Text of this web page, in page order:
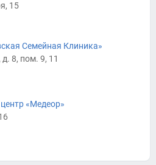
15
Семейная Клиника»
8, пом. 9, 11
«Медеор»